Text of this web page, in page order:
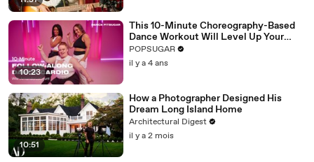
10:23
This 10-Minute Choreography-Based
Dance Workout Will Level Up Your
Moves
POPSUGAR
il y a 4 ans
10:51
How a Photographer Designed His
Dream Long Island Home
Architectural Digest
il y a 2 mois